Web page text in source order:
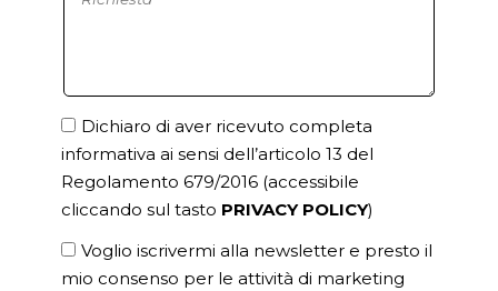
Dichiaro di aver ricevuto completa
informativa ai sensi dell’articolo 13 del
Regolamento 679/2016 (accessibile
cliccando sul tasto PRIVACY POLICY)
Voglio iscrivermi alla newsletter e presto il
mio consenso per le attività di marketing